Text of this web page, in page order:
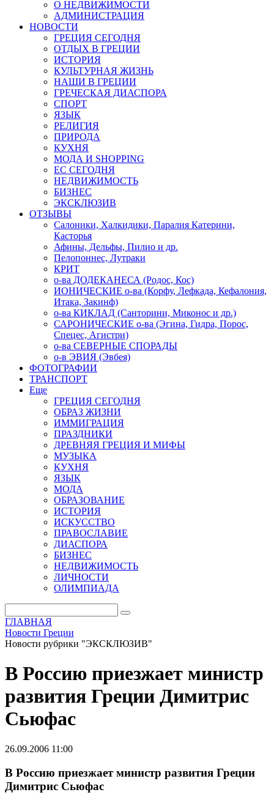
О НЕДВИЖИМОСТИ
АДМИНИСТРАЦИЯ
НОВОСТИ
ГРЕЦИЯ СЕГОДНЯ
ОТДЫХ В ГРЕЦИИ
ИСТОРИЯ
КУЛЬТУРНАЯ ЖИЗНЬ
НАШИ В ГРЕЦИИ
ГРЕЧЕСКАЯ ДИАСПОРА
СПОРТ
ЯЗЫК
РЕЛИГИЯ
ПРИРОДА
КУХНЯ
МОДА И SHOPPING
ЕС СЕГОДНЯ
НЕДВИЖИМОСТЬ
БИЗНЕС
ЭКСКЛЮЗИВ
ОТЗЫВЫ
Салоники, Халкидики, Паралия Катерини,
Касторья
Афины, Дельфы, Пилио и др.
Пелопоннес, Лутраки
КРИТ
о-ва ДОДЕКАНЕСА (Родос, Кос)
ИОНИЧЕСКИЕ о-ва (Корфу, Лефкада, Кефалония,
Итака, Закинф)
о-ва КИКЛАД (Санторини, Миконос и др.)
САРОНИЧЕСКИЕ о-ва (Эгина, Гидра, Порос,
Спецес, Агистри)
о-ва СЕВЕРНЫЕ СПОРАДЫ
о-в ЭВИЯ (Эвбея)
ФОТОГРАФИИ
ТРАНСПОРТ
Еще
ГРЕЦИЯ СЕГОДНЯ
ОБРАЗ ЖИЗНИ
ИММИГРАЦИЯ
ПРАЗДНИКИ
ДРЕВНЯЯ ГРЕЦИЯ И МИФЫ
МУЗЫКА
КУХНЯ
ЯЗЫК
МОДА
ОБРАЗОВАНИЕ
ИСТОРИЯ
ИСКУССТВО
ПРАВОСЛАВИЕ
ДИАСПОРА
БИЗНЕС
НЕДВИЖИМОСТЬ
ЛИЧНОСТИ
ОЛИМПИАДА
ГЛАВНАЯ
Новости Греции
Новости рубрики "ЭКСКЛЮЗИВ"
В Россию приезжает министр
развития Греции Димитрис
Сьюфас
26.09.2006 11:00
В Россию приезжает министр развития Греции
Димитрис Сьюфас